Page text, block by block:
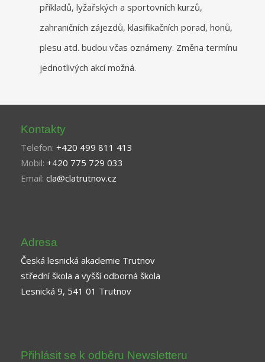
příkladů, lyžařských a sportovních kurzů,
zahraničních zájezdů, klasifikačních porad, honů,
plesu atd. budou včas oznámeny. Změna termínu
jednotlivých akcí možná.
Kontakty
Telefon: +420 499 811 413
Mobil: +420 775 729 033
Email: cla@clatrutnov.cz
Adresa
Česká lesnická akademie Trutnov
střední škola a vyšší odborná škola
Lesnická 9, 541 01 Trutnov
Přihlásit se k odběru Newsletteru